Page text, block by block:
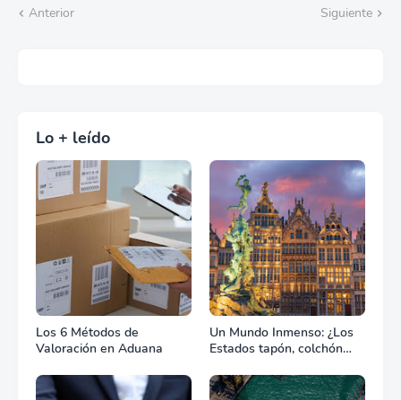
Anterior Siguiente
Lo + leído
Los 6 Métodos de
Valoración en Aduana
Un Mundo Inmenso: ¿Los
Estados tapón, colchón
combate?